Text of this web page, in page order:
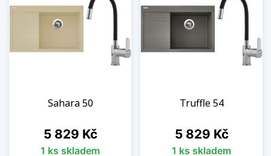
Sahara 50
Cena
5 829 Kč
1 ks skladem
Truffle 54
Cena
5 829 Kč
1 ks skladem